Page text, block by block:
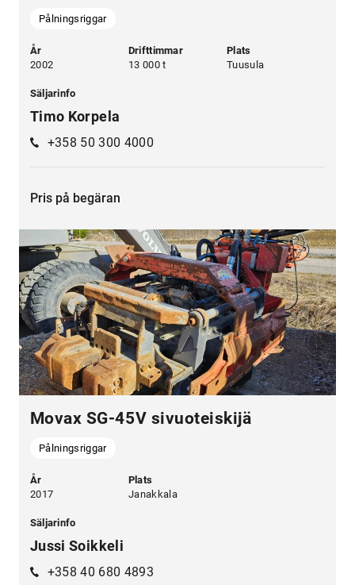
Pålningsriggar
År
2002
Drifttimmar
13 000 t
Plats
Tuusula
Säljarinfo
Timo Korpela
+358 50 300 4000
Pris på begäran
Movax SG-45V sivuoteiskijä
Pålningsriggar
År
2017
Plats
Janakkala
Säljarinfo
Jussi Soikkeli
+358 40 680 4893